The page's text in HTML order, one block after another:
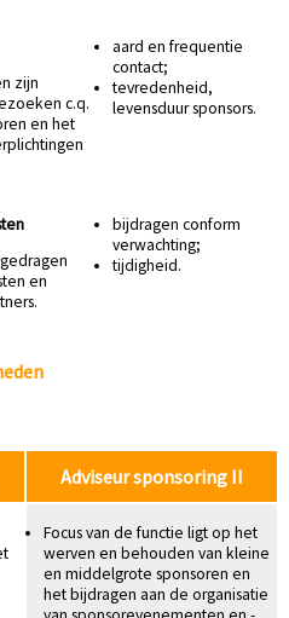
zijn
c.q.
en het
aard en frequentie
contact;
tevredenheid,
levensduur sponsors.
en
bijdragen conform
verwachting;
tijdigheid.
Adviseur sponsoring II
Focus van de functie ligt op het
werven en behouden van kleine
en middelgrote sponsoren en
het bijdragen aan de organisatie